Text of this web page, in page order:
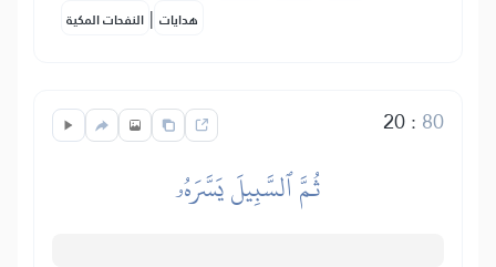
النفحات المكية | هدايات
20: 80
ثُمَّ ٱلسَّبِيلَ يَسَّرَهُۥ